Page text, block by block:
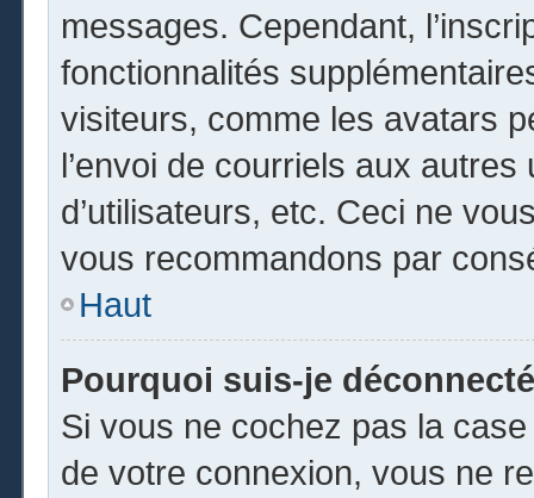
messages. Cependant,
fonctionnalités
visiteurs, comme les avatars
l’envoi de courriels aux
d’utilisateurs, etc. Ceci ne
vous recommandons par
Haut
Pourquoi suis-je
Si vous ne cochez pas la
de votre connexion, vous ne